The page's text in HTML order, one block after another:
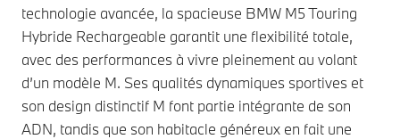
technologie avancée, la spacieuse BMW M5 Touring
Hybride Rechargeable garantit une flexibilité totale,
avec des performances à vivre pleinement au volant
d’un modèle M. Ses qualités dynamiques sportives et
son design distinctif M font partie intégrante de son
ADN, tandis que son habitacle généreux en fait une